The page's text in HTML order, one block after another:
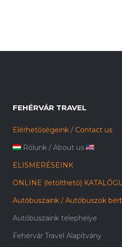
FEHÉRVÁR TRAVEL
Elérhetőségeink / Contact us
Rólunk /About us
ELISMERÉSEINK
ONLINE (letölthető)
Autóbuszaink / Autóbuszok
Autóbuszaink telephelye
Fehérvár Travel Alapítvány